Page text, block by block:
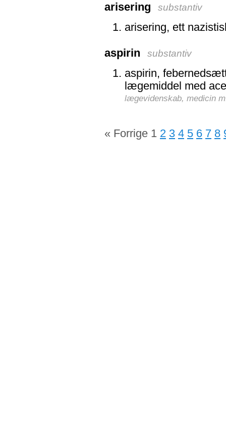
arisering substantiv
arisering, ett
aspirin substantiv
aspirin,
lægemiddel med
lægevidenskab, medicin
« Forrige 1 2 3 4 5 6 7 8